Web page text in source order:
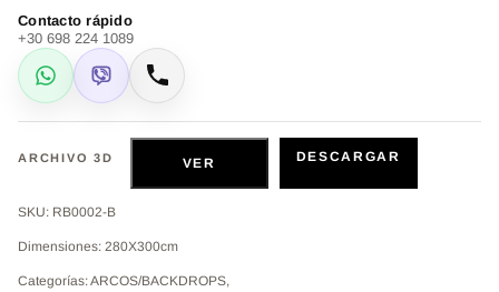
Contacto rápido
+30 698 224 1089
WhatsApp
Viber Llamar
ARCHIVO 3D VER DESCARGAR
SKU: RB0002-B
Dimensiones: 280Χ300cm
Categorías: ARCOS/BACKDROPS,